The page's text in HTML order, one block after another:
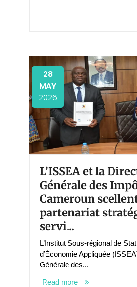
L’ISSEA et la
Générale des
Cameroun
partenariat
servi...
28
MAY
2026
L’Institut Sous-régional de
d’Économie Appliquée
Générale des...
Read more